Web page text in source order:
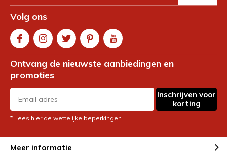
Volg ons
Ontvang de nieuwste aanbiedingen en
promoties
Inschrijven voor
korting
* Lees hier de wettelijke beperkingen
Meer informatie